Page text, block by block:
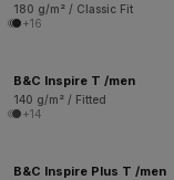
180 g/m² / Classic Fit
+16
B&C Inspire T /men
140 g/m² / Fitted
+14
B&C Inspire Plus T /men